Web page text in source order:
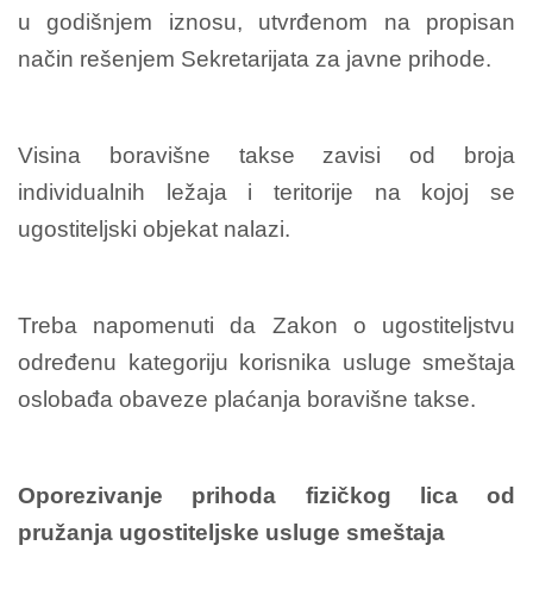
u godišnjem iznosu, utvrđenom na propisan
način rešenjem Sekretarijata za javne prihode.
Visina boravišne takse zavisi od broja
individualnih ležaja i teritorije na kojoj se
ugostiteljski objekat nalazi.
Treba napomenuti da Zakon o ugostiteljstvu
određenu kategoriju korisnika usluge smeštaja
oslobađa obaveze plaćanja boravišne takse.
Oporezivanje prihoda fizičkog lica od
pružanja ugostiteljske usluge smeštaja